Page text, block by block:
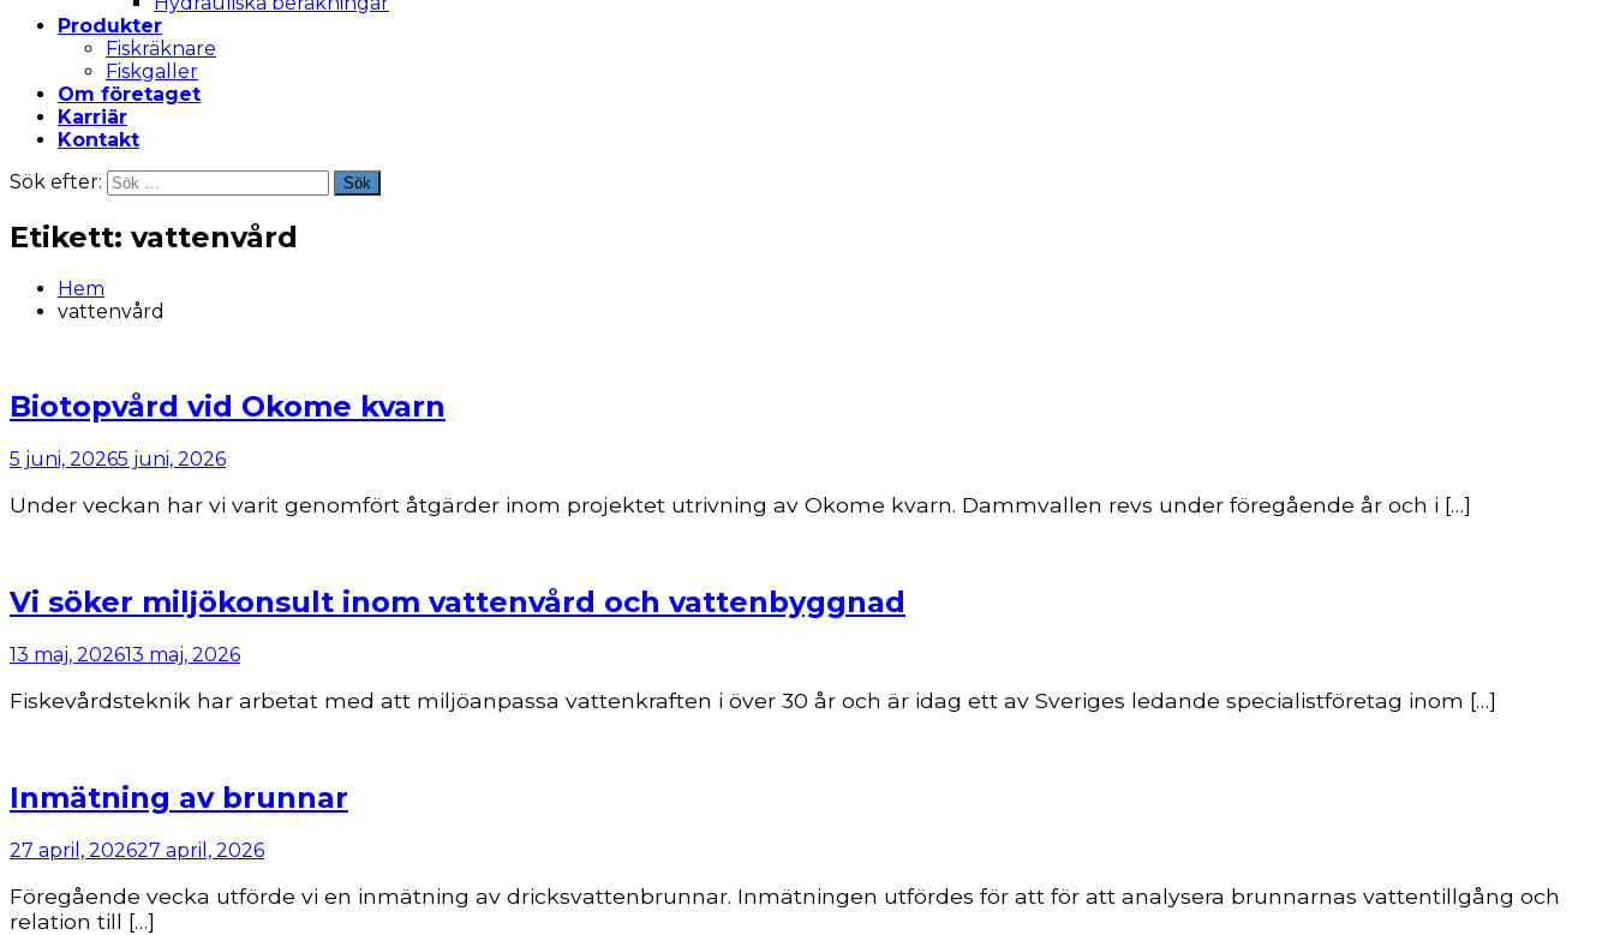
Produkter
Fiskräknare
Fiskgaller
Om företaget
Karriär
Kontakt
Sök efter:
Sök
Etikett: vattenvård
Hem
vattenvård
Biotopvård vid Okome kvarn
5 juni, 20265 juni, 2026
Under veckan har vi varit genomfört åtgärder inom projektet utrivning av Okome kvarn. Dammvallen revs under föregående år och i […]
Vi söker miljökonsult inom vattenvård och vattenbyggnad
13 maj, 202613 maj, 2026
Fiskevårdsteknik har arbetat med att miljöanpassa vattenkraften i över 30 år och är idag ett av Sveriges ledande specialistföretag inom […]
Inmätning av brunnar
27 april, 202627 april, 2026
Föregående vecka utförde vi en inmätning av dricksvattenbrunnar. Inmätningen utfördes för att för att analysera brunnarnas vattentillgång och
relation till […]